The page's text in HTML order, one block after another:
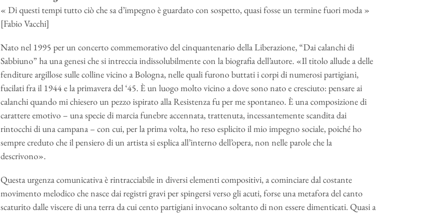
« Di questi tempi tutto ciò che sa d’impegno è guardato con sospetto, quasi fosse un termine fuori moda »
[Fabio Vacchi]
Nato nel 1995 per un concerto commemorativo del cinquantenario della Liberazione, “Dai calanchi di
Sabbiuno” ha una genesi che si intreccia indissolubilmente con la biografia dell’autore. «Il titolo allude a delle
fenditure argillose sulle colline vicino a Bologna, nelle quali furono buttati i corpi di numerosi partigiani,
fucilati fra il 1944 e la primavera del ‘45. È un luogo molto vicino a dove sono nato e cresciuto: pensare ai
calanchi quando mi chiesero un pezzo ispirato alla Resistenza fu per me spontaneo. È una composizione di
carattere emotivo – una specie di marcia funebre accennata, trattenuta, incessantemente scandita dai
rintocchi di una campana – con cui, per la prima volta, ho reso esplicito il mio impegno sociale, poiché ho
sempre creduto che il pensiero di un artista si esplica all’interno dell’opera, non nelle parole che la
descrivono».
Questa urgenza comunicativa è rintracciabile in diversi elementi compositivi, a cominciare dal costante
movimento melodico che nasce dai registri gravi per spingersi verso gli acuti, forse una metafora del canto
scaturito dalle viscere di una terra da cui cento partigiani invocano soltanto di non essere dimenticati. Quasi a